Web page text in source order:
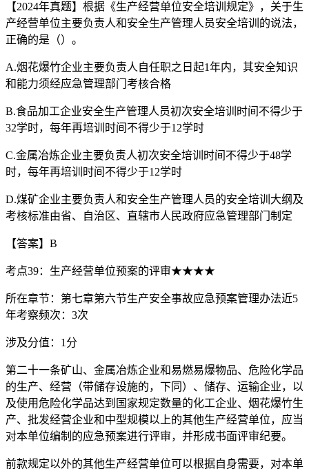
【2024年真题】根据《生产经营单位安全培训规定》，关于生
产经营单位主要负责人和安全生产管理人员安全培训的说法，
正确的是（）。
A.烟花爆竹企业主要负责人自任职之日起1年内，其安全知识
和能力须经应急管理部门考核合格
B.食品加工企业安全生产管理人员初次安全培训时间不得少于
32学时，每年再培训时间不得少于12学时
C.金属冶炼企业主要负责人初次安全培训时间不得少于48学
时，每年再培训时间不得少于12学时
D.煤矿企业主要负责人和安全生产管理人员的安全培训大纲及
考核标准由省、自治区、直辖市人民政府应急管理部门制定
【答案】B
考点39：生产经营单位预案的评审★★★★
所在章节：第七章第六节生产安全事故应急预案管理办法近5
年考察频次：3次
涉及分值：1分
第二十一条矿山、金属冶炼企业和易燃易爆物品、危险化学品
的生产、经营（带储存设施的，下同）、储存、运输企业，以
及使用危险化学品达到国家规定数量的化工企业、烟花爆竹生
产、批发经营企业和中型规模以上的其他生产经营单位，应当
对本单位编制的应急预案进行评审，并形成书面评审纪要。
前款规定以外的其他生产经营单位可以根据自身需要，对本单